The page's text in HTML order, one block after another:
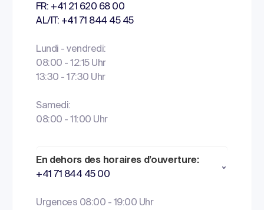
FR: +41 21 620 68 00
AL/IT: +41 71 844 45 45
Lundi - vendredi:
08:00 - 12:15 Uhr
13:30 - 17:30 Uhr
Samedi:
08:00 - 11:00 Uhr
En dehors des horaires d’ouverture:
+41 71 844 45 00
Urgences 08:00 - 19:00 Uhr